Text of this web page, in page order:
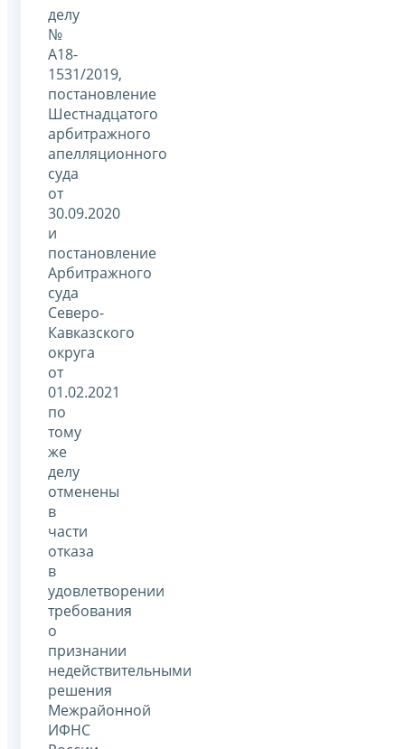
делу
№
А18-
1531/2019,
постановление
Шестнадцатого
арбитражного
апелляционного
суда
от
30.09.2020
и
постановление
Арбитражного
суда
Северо-
Кавказского
округа
от
01.02.2021
по
тому
же
делу
отменены
в
части
отказа
в
удовлетворении
требования
о
признании
недействительными
решения
Межрайонной
ИФНС